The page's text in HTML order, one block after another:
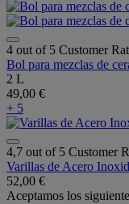
4 out of 5 Customer
Bol para mezclas de
2 L
49,00 €
+ 5
4,7 out of 5 Customer
Varillas de Acero
52,00 €
Aceptamos los